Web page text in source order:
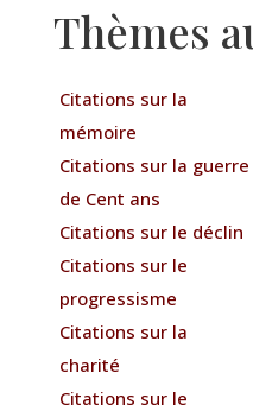
Thèmes
Citations sur la
mémoire
Citations sur la guerre
de Cent ans
Citations sur le déclin
Citations sur le
progressisme
Citations sur la
charité
Citations sur le